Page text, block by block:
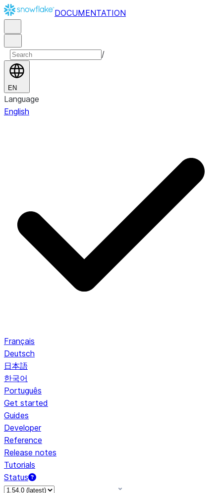
DOCUMENTATION
/
EN
Language
English
Français
Deutsch
日本語
한국어
Português
Get started
Guides
Developer
Reference
Release notes
Tutorials
Status